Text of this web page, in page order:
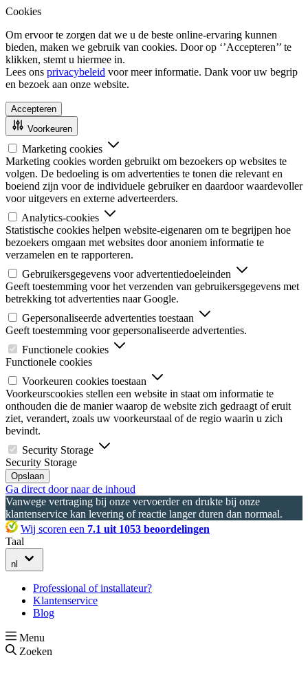
Cookies
Om ervoor te zorgen dat we u de beste online-ervaring kunnen
bieden, maken we gebruik van cookies. Door op ‘’Accepteren’’ te
klikken, stemt u hiermee in.
Lees ons privacybeleid voor meer informatie. Dank voor uw begrip
en bezoek aan onze website.
Accepteren
Voorkeuren
Marketing cookies
Marketing cookies worden gebruikt om bezoekers op websites te
volgen. De bedoeling is om advertenties te tonen die relevant en
boeiend zijn voor de individuele gebruiker en daardoor waardevoller
voor uitgevers en externe adverteerders.
Analytics-cookies
Statistische cookies helpen website-eigenaren om te begrijpen hoe
bezoekers omgaan met websites door anoniem informatie te
verzamelen en te rapporteren.
Gebruikersgegevens voor advertentiedoeleinden
Geeft toestemming voor het verzenden van gebruikersgegevens met
betrekking tot advertenties naar Google.
Gepersonaliseerde advertenties toestaan
Geeft toestemming voor gepersonaliseerde advertenties.
Functionele cookies
Functionele cookies
Voorkeuren cookies toestaan
Voorkeurscookies stellen een website in staat om informatie te
onthouden die de manier waarop de website zich gedraagt of eruit
ziet, verandert, zoals uw voorkeurstaal of de regio waarin u zich
bevindt.
Security Storage
Security Storage
Opslaan
Ga direct door naar de inhoud
Vanwege vertraging bij onze vervoerder en drukte bij onze
klantenservice kan levering of reactie langer duren dan normaal.
Wij scoren een 7.1 uit 1053 beoordelingen
Taal
nl
Professional of installateur?
Klantenservice
Blog
Menu
Zoeken